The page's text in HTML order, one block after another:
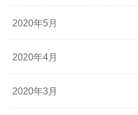
2020年5月
2020年4月
2020年3月